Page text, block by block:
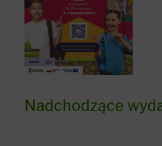
Nadchodzące